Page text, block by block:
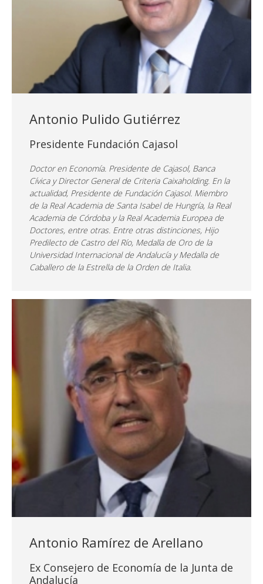
Antonio Pulido Gutiérrez
Presidente Fundación Cajasol
Doctor en Economía. Presidente de Cajasol, Banca
Cívica y Director General de Criteria Caixaholding. En la
actualidad, Presidente de Fundación Cajasol. Miembro
de la Real Academia de Santa Isabel de Hungría, la Real
Academia de Córdoba y la Real Academia Europea de
Doctores, entre otras. Entre otras distinciones, Hijo
Predilecto de Castro del Río, Medalla de Oro de la
Universidad Internacional de Andalucía y Medalla de
Caballero de la Estrella de la Orden de Italia.
Antonio Ramírez de Arellano
Ex Consejero de Economía de la Junta de
Andalucía